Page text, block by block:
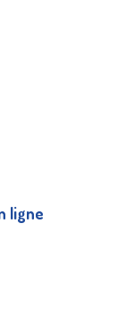
ligne